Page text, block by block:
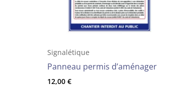
Signalétique
Panneau permis d’aménager
12,00€